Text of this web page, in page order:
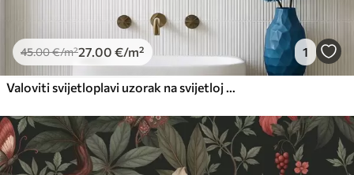
45.00€/m²27.00 €/m² 1
Valoviti svijetloplavi uzorak na svijetloj pozadini